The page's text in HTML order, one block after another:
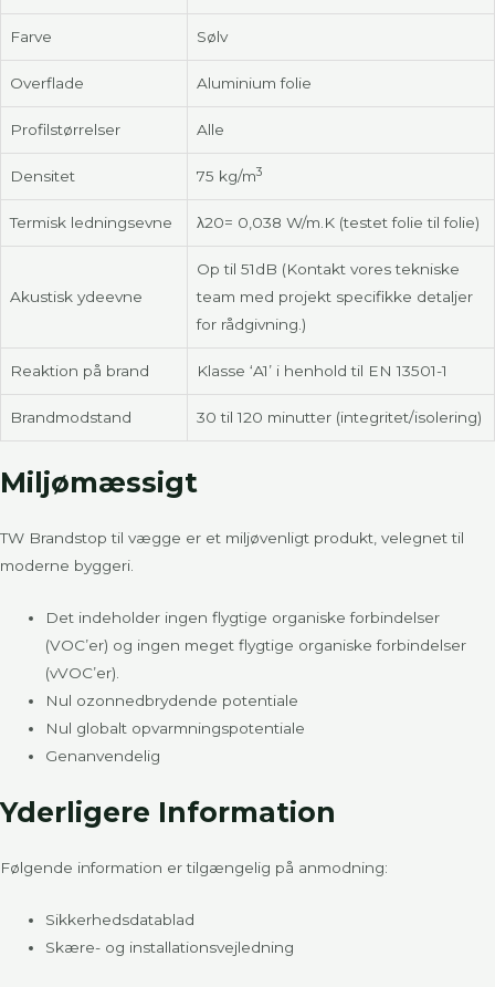
Farve Sølv
Overflade Aluminium folie
Profilstørrelser Alle
Densitet 75 kg/m3
Termisk ledningsevne λ20= 0,038 W/m.K (testet folie til folie)
Akustisk ydeevne
Op til 51dB (Kontakt vores tekniske
team med projekt specifikke detaljer
for rådgivning.)
Reaktion på brand Klasse ‘A1’ i henhold til EN 13501-1
Brandmodstand 30 til 120 minutter (integritet/isolering)
Miljømæssigt
TW Brandstop til vægge er et miljøvenligt produkt, velegnet til
moderne byggeri.
Det indeholder ingen flygtige organiske forbindelser
(VOC’er) og ingen meget flygtige organiske forbindelser
(vVOC’er).
Nul ozonnedbrydende potentiale
Nul globalt opvarmningspotentiale
Genanvendelig
Yderligere Information
Følgende information er tilgængelig på anmodning:
Sikkerhedsdatablad
Skære- og installationsvejledning